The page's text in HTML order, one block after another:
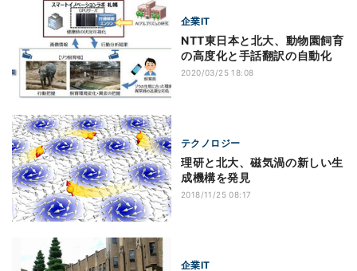
企業IT
NTT東日本と北大、動物園飼育
の高度化と手話翻訳の自動化
2020/03/25 18:08
テクノロジー
理研と北大、磁気渦の新しい生
成機構を発見
2018/11/25 08:17
企業IT